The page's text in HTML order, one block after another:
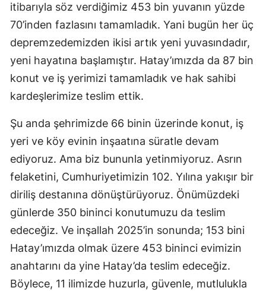
itibarıyla söz verdiğimiz 453 bin yuvanın yüzde
70’inden fazlasını tamamladık. Yani bugün her üç
depremzedemizden ikisi artık yeni yuvasındadır,
yeni hayatına başlamıştır. Hatay’ımızda da 87 bin
konut ve iş yerimizi tamamladık ve hak sahibi
kardeşlerimize teslim ettik.
Şu anda şehrimizde 66 binin üzerinde konut, iş
yeri ve köy evinin inşaatına süratle devam
ediyoruz. Ama biz bununla yetinmiyoruz. Asrın
felaketini, Cumhuriyetimizin 102. Yılına yakışır bir
diriliş destanına dönüştürüyoruz. Önümüzdeki
günlerde 350 bininci konutumuzu da teslim
edeceğiz. Ve inşallah 2025’in sonunda; 153 bini
Hatay’ımızda olmak üzere 453 bininci evimizin
anahtarını da yine Hatay’da teslim edeceğiz.
Böylece, 11 ilimizde huzurla, güvenle, mutlulukla